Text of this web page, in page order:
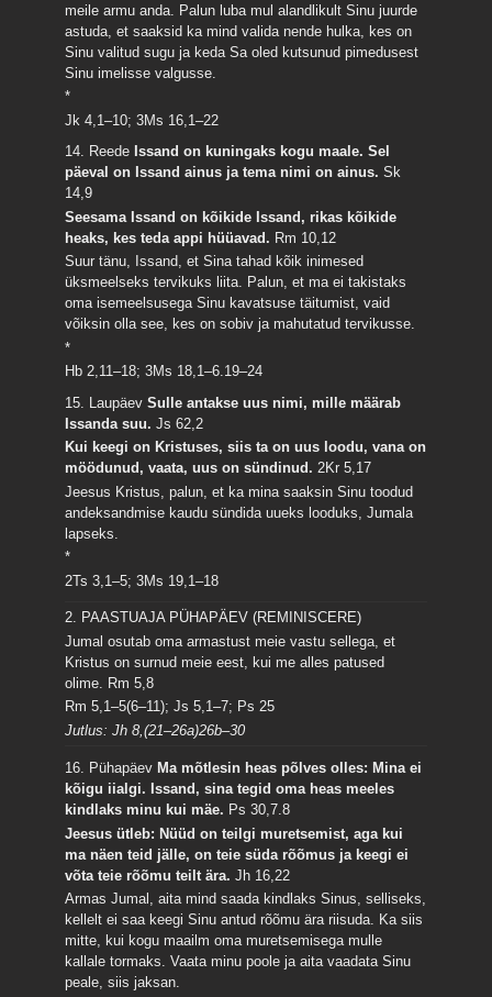
meile armu anda. Palun luba mul alandlikult Sinu juurde
astuda, et saaksid ka mind valida nende hulka, kes on
Sinu valitud sugu ja keda Sa oled kutsunud pimedusest
Sinu imelisse valgusse.
*
Jk 4,1–10; 3Ms 16,1–22
14. Reede Issand on kuningaks kogu maale. Sel
päeval on Issand ainus ja tema nimi on ainus.Sk
14,9
Seesama Issand on kõikide Issand, rikas kõikide
heaks, kes teda appi hüüavad. Rm 10,12
Suur tänu, Issand, et Sina tahad kõik inimesed
üksmeelseks tervikuks liita. Palun, et ma ei takistaks
oma isemeelsusega Sinu kavatsuse täitumist, vaid
võiksin olla see, kes on sobiv ja mahutatud tervikusse.
*
Hb 2,11–18; 3Ms 18,1–6.19–24
15. LaupäevSulle antakse uus nimi, mille määrab
Issanda suu.Js 62,2
Kui keegi on Kristuses, siis ta on uus loodu, vana on
möödunud, vaata, uus on sündinud.2Kr 5,17
Jeesus Kristus, palun, et ka mina saaksin Sinu toodud
andeksandmise kaudu sündida uueks looduks, Jumala
lapseks.
*
2Ts 3,1–5; 3Ms 19,1–18
2. PAASTUAJA PÜHAPÄEV (REMINISCERE)
Jumal osutab oma armastust meie vastu sellega, et
Kristus on surnud meie eest, kui me alles patused
olime. Rm 5,8
Rm 5,1–5(6–11); Js 5,1–7; Ps 25
Jutlus: Jh 8,(21–26a)26b–30
16. Pühapäev Ma mõtlesin heas põlves olles: Mina ei
kõigu iialgi. Issand, sina tegid oma heas meeles
kindlaks minu kui mäe. Ps 30,7.8
Jeesus ütleb: Nüüd on teilgi muretsemist, aga kui
ma näen teid jälle, on teie süda rõõmus ja keegi ei
võta teie rõõmu teilt ära.Jh 16,22
Armas Jumal, aita mind saada kindlaks Sinus, selliseks,
kellelt ei saa keegi Sinu antud rõõmu ära riisuda. Ka siis
mitte, kui kogu maailm oma muretsemisega mulle
kallale tormaks. Vaata minu poole ja aita vaadata Sinu
peale, siis jaksan.